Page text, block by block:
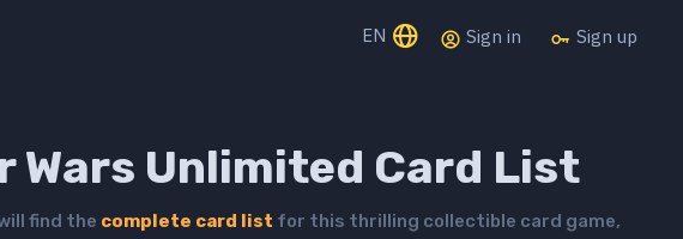
EN Sign in Sign up
Wars Unlimited Card List
find the complete card list for this thrilling collectible card game,